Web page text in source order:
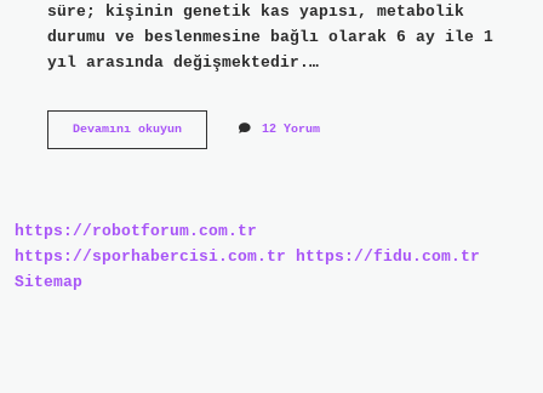
süre; kişinin genetik kas yapısı, metabolik
durumu ve beslenmesine bağlı olarak 6 ay ile 1
yıl arasında değişmektedir.…
Devamını okuyun6
12 Yorum
https://robotforum.com.tr
https://sporhabercisi.com.tr
https://fidu.com.tr
Sitemap